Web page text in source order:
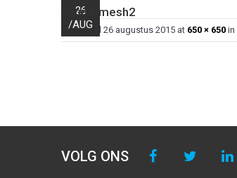
26
/AUG
sound-mesh2
Published 26 augustus 2015 at 650 × 650 in
VOLG ONS